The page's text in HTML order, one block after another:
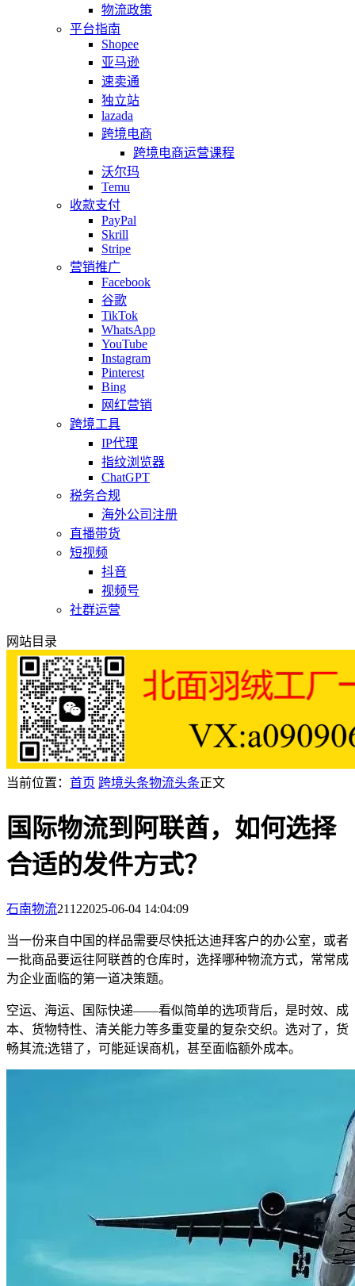
物流政策
平台指南
Shopee
亚马逊
速卖通
独立站
lazada
跨境电商
跨境电商运营课程
沃尔玛
Temu
收款支付
PayPal
Skrill
Stripe
营销推广
Facebook
谷歌
TikTok
WhatsApp
YouTube
Instagram
Pinterest
Bing
网红营销
跨境工具
IP代理
指纹浏览器
ChatGPT
税务合规
海外公司注册
直播带货
短视频
抖音
视频号
社群运营
网站目录
当前位置： 首页 跨境头条物流头条正文
国际物流到阿联酋，如何选择
合适的发件方式？
石南物流21122025-06-04 14:04:09
当一份来自中国的样品需要尽快抵达迪拜客户的办公室，或者
一批商品要运往阿联酋的仓库时，选择哪种物流方式，常常成
为企业面临的第一道决策题。
空运、海运、国际快递——看似简单的选项背后，是时效、成
本、货物特性、清关能力等多重变量的复杂交织。选对了，货
畅其流;选错了，可能延误商机，甚至面临额外成本。